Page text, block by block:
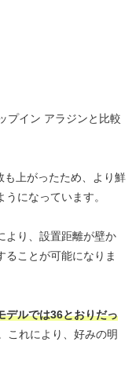
プイン アラジンと比較
も上がったため、より鮮
になっています。
より、設置距離が壁か
ることが可能になりま
デルでは36とおりだっ
これにより、好みの明